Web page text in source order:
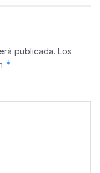
publicada. Los
*